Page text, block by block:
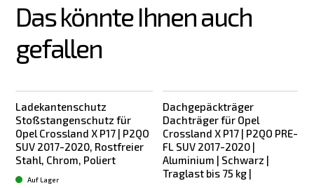
Das könnte Ihnen auch
gefallen
Ladekantenschutz
Stoßstangenschutz für
Opel Crossland X P17 | P2QO
SUV 2017-2020, Rostfreier
Stahl, Chrom, Poliert
Auf Lager
Dachgepäckträger
Dachträger für Opel
Crossland X P17 | P2QO PRE-
FL SUV 2017-2020 |
Aluminium | Schwarz |
Traglast bis 75 kg |